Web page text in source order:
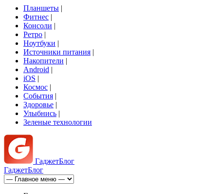
Планшеты |
Фитнес |
Консоли |
Ретро |
Ноутбуки |
Источники питания |
Накопители |
Android |
iOS |
Космос |
События |
Здоровье |
Улыбнись |
Зеленые технологии
ГаджетБлог
ГаджетБлог